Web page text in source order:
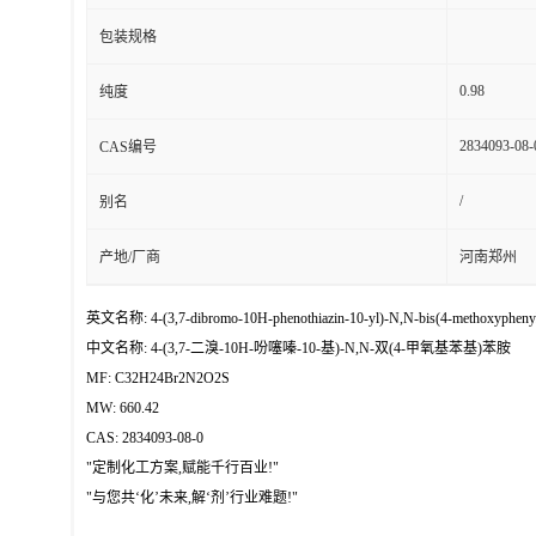
包装规格
纯度 0.98
CAS编号 2834093-08-
别名 /
产地/厂商 河南郑州
英文名称: 4-(3,7-dibromo-10H-phenothiazin-10-yl)-N,N-bis(4-
中文名称: 4-(3,7-二溴-10H-吩噻嗪-10-基)-N,N-双(4-甲氧基苯基)苯胺
MF: C32H24Br2N2O2S
MW: 660.42
CAS: 2834093-08-0
"定制化工方案,赋能千行百业!"
"与您共‘化’未来,解‘剂’行业难题!"